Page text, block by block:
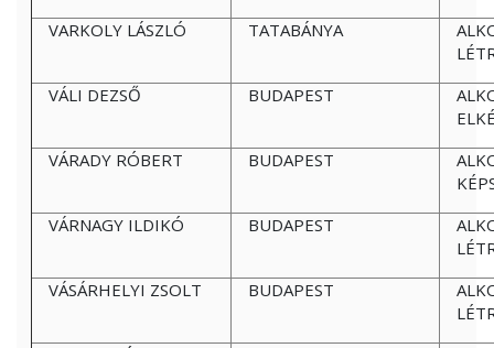
VARKOLY LÁSZLÓ
TATABÁNYA
VÁLI DEZSŐ
BUDAPEST
VÁRADY RÓBERT
BUDAPEST
VÁRNAGY ILDIKÓ
BUDAPEST
VÁSÁRHELYI ZSOLT
BUDAPEST